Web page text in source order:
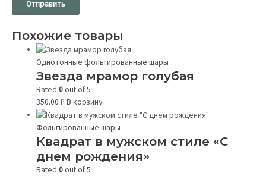
Похожие товары
Однотонные фольгированные шары
Звезда мрамор голубая
Rated0out of 5
350.00₽ В корзину
Фольгированные шары
Квадрат в мужском стиле «С
днем рождения»
Rated0out of 5